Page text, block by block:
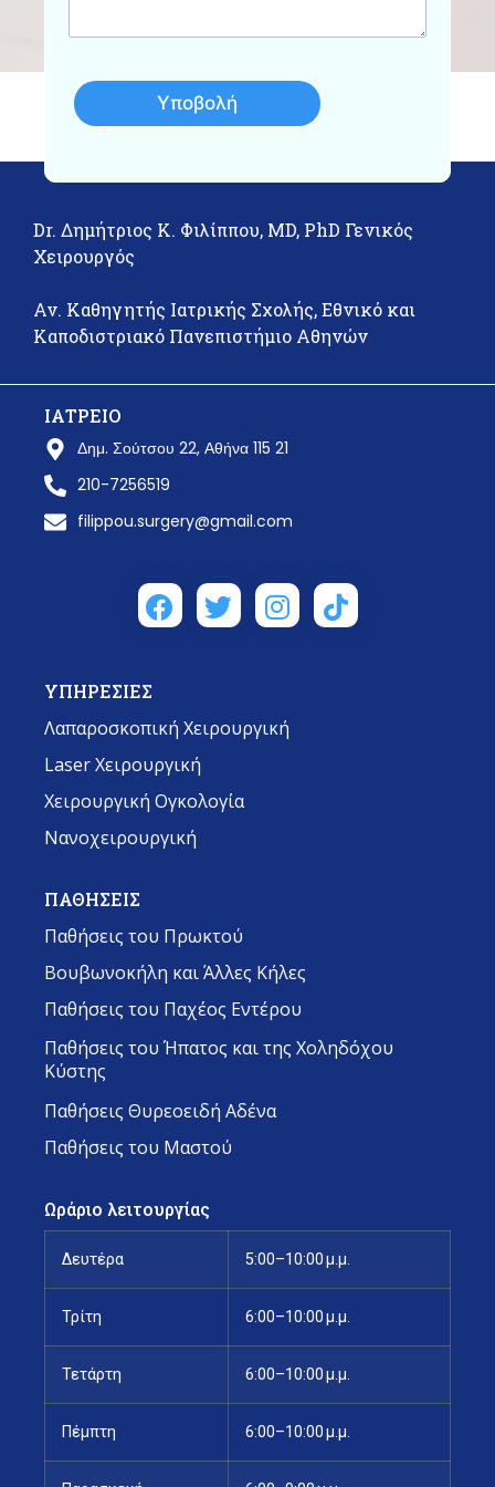
Υποβολή
Dr. Δημήτριος Κ. Φιλίππου, MD, PhD Γενικός
Χειρουργός
Αν. Καθηγητής Ιατρικής Σχολής, Εθνικό και
Καποδιστριακό Πανεπιστήμιο Αθηνών
ΙΑΤΡΕΙΟ
Δημ. Σούτσου 22, Αθήνα 115 21
210-7256519
filippou.surgery@gmail.com
ΥΠΗΡΕΣΙΕΣ
Λαπαροσκοπική Χειρουργική
Laser Χειρουργική
Χειρουργική Ογκολογία
Νανοχειρουργική
ΠΑΘΗΣΕΙΣ
Παθήσεις του Πρωκτού
Βουβωνοκήλη και Άλλες Κήλες
Παθήσεις του Παχέος Εντέρου
Παθήσεις του Ήπατος και της Χοληδόχου
Κύστης
Παθήσεις Θυρεοειδή Αδένα
Παθήσεις του Μαστού
Ωράριο λειτουργίας
Δευτέρα 5:00–10:00 μ.μ.
Τρίτη 6:00–10:00 μ.μ.
Τετάρτη 6:00–10:00 μ.μ.
Πέμπτη 6:00–10:00 μ.μ.